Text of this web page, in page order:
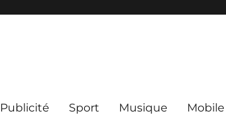
Publicité Sport Musique Mobile